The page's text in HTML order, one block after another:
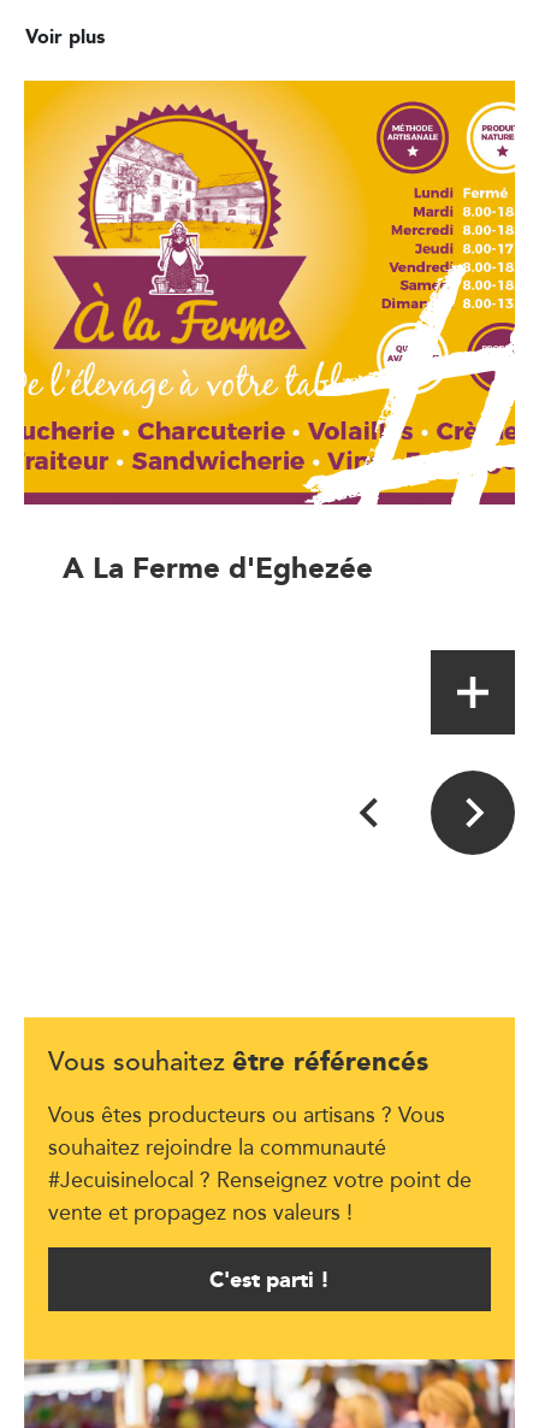
Voir plus
A La Ferme d'Eghezée
Vous souhaitez être référencés
Vous êtes producteurs ou artisans ? Vous
souhaitez rejoindre la communauté
#Jecuisinelocal ? Renseignez votre point de
vente et propagez nos valeurs !
C'est parti !